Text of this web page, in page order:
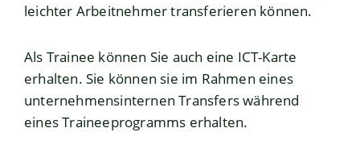
leichter Arbeitnehmer transferieren können.
Als Trainee können Sie auch eine ICT-Karte
erhalten. Sie können sie im Rahmen eines
unternehmensinternen Transfers während
eines Traineeprogramms erhalten.